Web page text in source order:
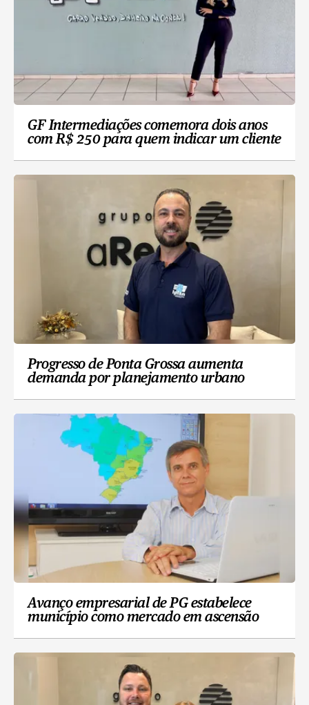
GF Intermediações comemora dois anos
com R$ 250 para quem indicar um cliente
Progresso de Ponta Grossa aumenta
demanda por planejamento urbano
Avanço empresarial de PG estabelece
município como mercado em ascensão